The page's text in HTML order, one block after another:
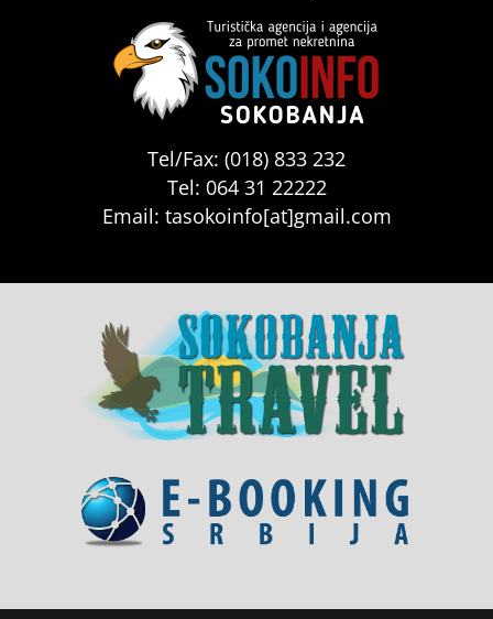
Tel/Fax: (018) 833 232
Tel: 064 31 22222
Email: tasokoinfo[at]gmail.com